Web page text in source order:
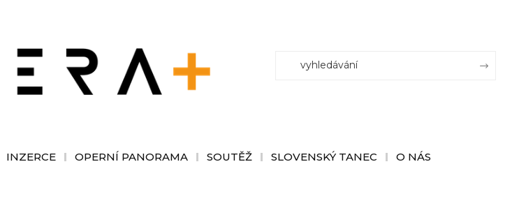
INZERCE OPERNÍ PANORAMA SOUTĚŽ SLOVENSKÝ TANEC O NÁS